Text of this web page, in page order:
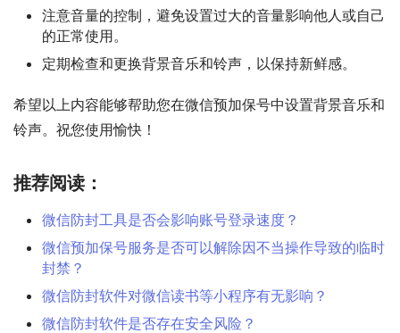
注意音量的控制，避免设置过大的音量影响他人或自己
的正常使用。
定期检查和更换背景音乐和铃声，以保持新鲜感。
希望以上内容能够帮助您在微信预加保号中设置背景音乐和
铃声。祝您使用愉快！
推荐阅读：
微信防封工具是否会影响账号登录速度？
微信预加保号服务是否可以解除因不当操作导致的临时
封禁？
微信防封软件对微信读书等小程序有无影响？
微信防封软件是否存在安全风险？